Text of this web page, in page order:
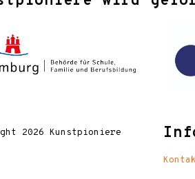
2026 Kunstpioniere